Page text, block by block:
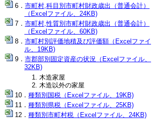
市町村,科目別市町村財政歳出（普通会計）
（Excelファイル、24KB)
市町村,性質別市町村財政歳出（普通会計）
（Excelファイル、60KB)
市町村別評価地積及び評価額（Excelファイ
ル、19KB)
市郡部別固定資産の状況（Excelファイル、
32KB)
木造家屋
木造以外の家屋
種類別国税（Excelファイル、19KB)
種類別県税（Excelファイル、25KB)
種類別市町村税（Excelファイル、24KB)